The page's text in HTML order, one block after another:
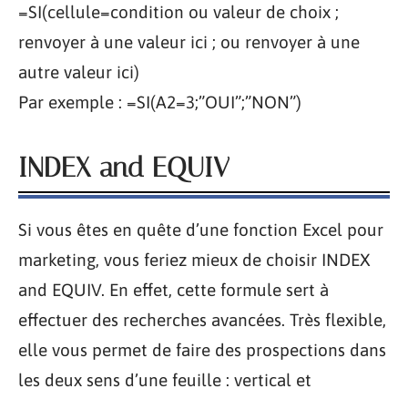
=SI(cellule=condition ou valeur de choix ;
renvoyer à une valeur ici ; ou renvoyer à une
autre valeur ici)
Par exemple : =SI(A2=3;”OUI”;”NON”)
INDEX and EQUIV
Si vous êtes en quête d’une fonction Excel pour
marketing, vous feriez mieux de choisir INDEX
and EQUIV. En effet, cette formule sert à
effectuer des recherches avancées. Très flexible,
elle vous permet de faire des prospections dans
les deux sens d’une feuille : vertical et